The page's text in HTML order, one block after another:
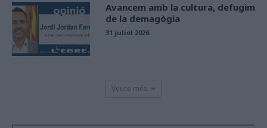
Avancem amb la cultura, defugim
de la demagògia
31 juliol 2026
Veure més